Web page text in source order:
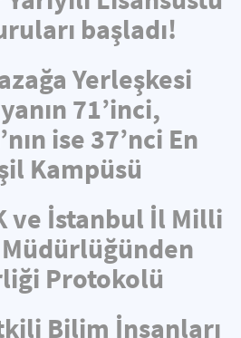
başladı!
Yerleşkesi
71’inci,
ise 37’nci En
Kampüsü
ve İstanbul İl Milli
Protokolü
Bilim İnsanları